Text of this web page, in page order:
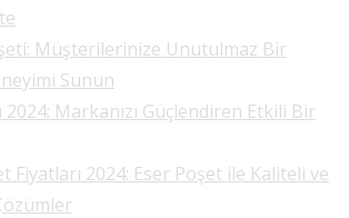
Müşterilerinize Unutulmaz Bir
Sunun
2024: Markanızı Güçlendiren Etkili Bir
Fiyatları 2024: Eser Poşet ile Kaliteli ve